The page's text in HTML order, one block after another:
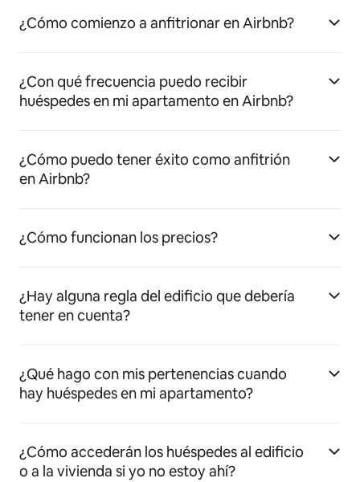
¿Cómo comienzo a anfitrionar en Airbnb?
¿Con qué frecuencia puedo recibir
huéspedes en mi apartamento en Airbnb?
¿Cómo puedo tener éxito como anfitrión
en Airbnb?
¿Cómo funcionan los precios?
¿Hay alguna regla del edificio que debería
tener en cuenta?
¿Qué hago con mis pertenencias cuando
hay huéspedes en mi apartamento?
¿Cómo accederán los huéspedes al edificio
o a la vivienda si yo no estoy ahí?